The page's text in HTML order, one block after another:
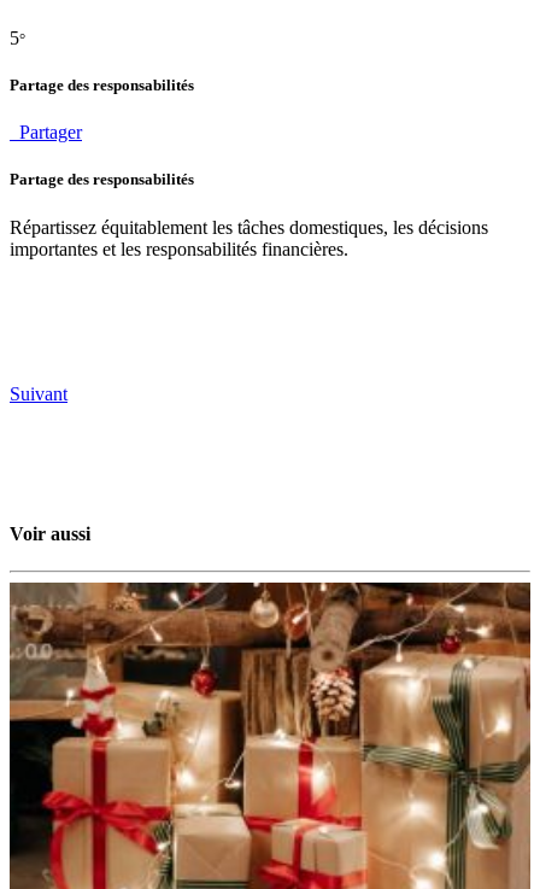
5°
Partage des responsabilités
Partager
Partage des responsabilités
Répartissez équitablement les tâches domestiques, les décisions
importantes et les responsabilités financières.
Suivant
Voir aussi